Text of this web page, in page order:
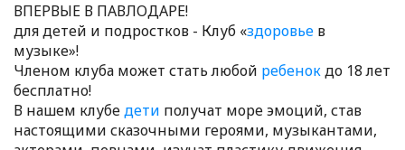
ВПЕРВЫЕ В ПАВЛОДАРЕ!
для детей и подростков - Клуб «здоровье в
музыке»!
Членом клуба может стать любой ребенокдо 18 лет
бесплатно!
В нашем клубедети получат море эмоций, став
настоящими сказочными героями, музыкантами,